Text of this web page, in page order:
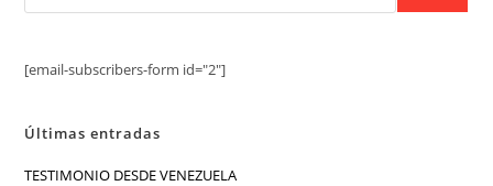
[email-subscribers-form id="2"]
Últimas entradas
TESTIMONIO DESDE VENEZUELA